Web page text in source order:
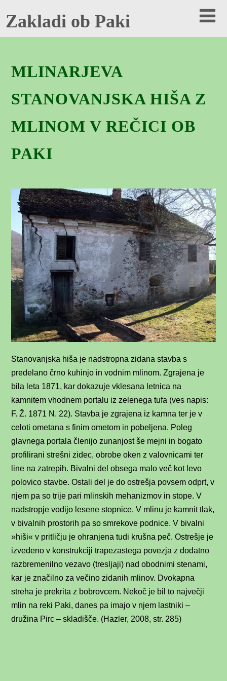
Zakladi ob Paki
MLINARJEVA
STANOVANJSKA HIŠA Z
MLINOM V REČICI OB
PAKI
Stanovanjska hiša je nadstropna zidana stavba s
predelano črno kuhinjo in vodnim mlinom. Zgrajena je
bila leta 1871, kar dokazuje vklesana letnica na
kamnitem vhodnem portalu iz zelenega tufa (ves napis:
F. Ž. 1871 N. 22). Stavba je zgrajena iz kamna ter je v
celoti ometana s finim ometom in pobeljena. Poleg
glavnega portala členijo zunanjost še mejni in bogato
profilirani strešni zidec, obrobe oken z valovnicami ter
line na zatrepih. Bivalni del obsega malo več kot levo
polovico stavbe. Ostali del je do ostrešja povsem odprt, v
njem pa so trije pari mlinskih mehanizmov in stope. V
nadstropje vodijo lesene stopnice. V mlinu je kamnit tlak,
v bivalnih prostorih pa so smrekove podnice. V bivalni
»hiši« v pritličju je ohranjena tudi krušna peč. Ostrešje je
izvedeno v konstrukciji trapezastega povezja z dodatno
razbremenilno vezavo (tresljaji) nad obodnimi stenami,
kar je značilno za večino zidanih mlinov. Dvokapna
streha je prekrita z bobrovcem. Nekoč je bil to največji
mlin na reki Paki, danes pa imajo v njem lastniki –
družina Pirc – skladišče. (Hazler, 2008, str. 285)